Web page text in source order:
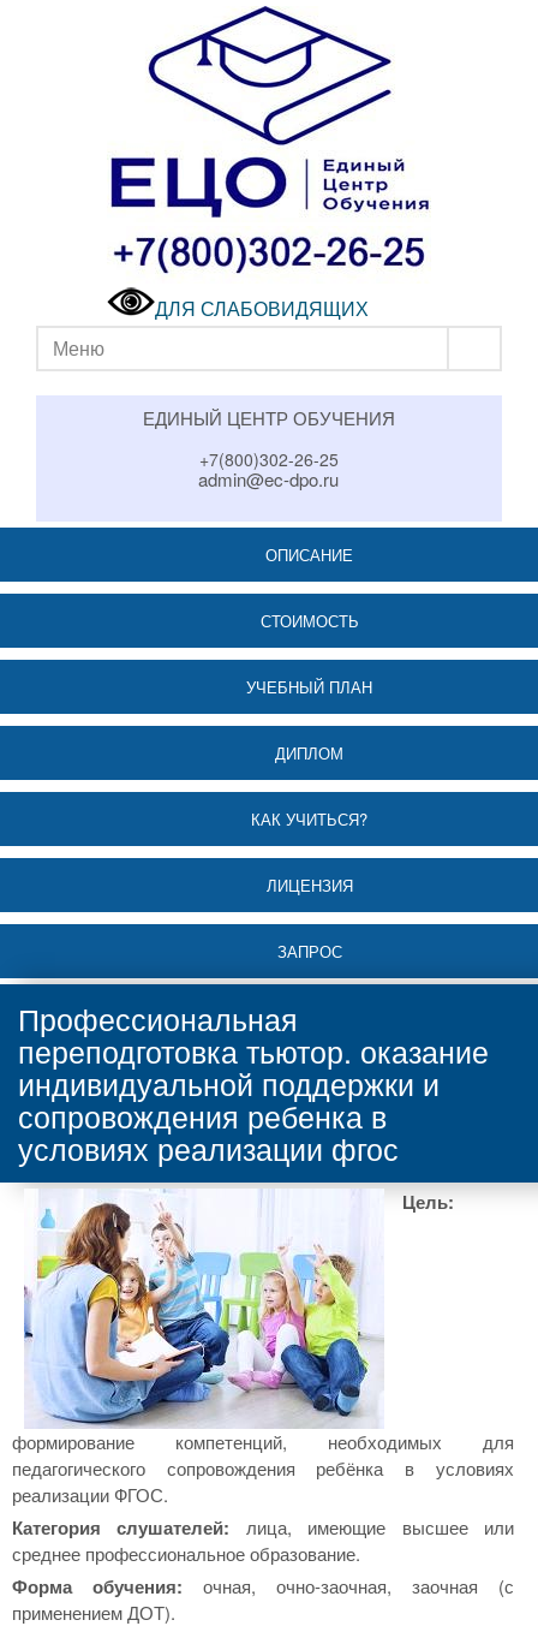
ДЛЯ СЛАБОВИДЯЩИХ
Меню
ЕДИНЫЙ ЦЕНТР ОБУЧЕНИЯ
+7(800)302-26-25
admin@ec-dpo.ru
ОПИСАНИЕ
СТОИМОСТЬ
УЧЕБНЫЙ ПЛАН
ДИПЛОМ
КАК УЧИТЬСЯ?
ЛИЦЕНЗИЯ
ЗАПРОС
Профессиональная
переподготовка тьютор. оказание
индивидуальной поддержки и
сопровождения ребенка в
условиях реализации фгос
Цель:
формирование компетенций, необходимых для
педагогического сопровождения ребёнка в условиях
реализации ФГОС.
Категория слушателей: лица, имеющие высшее или
среднее профессиональное образование.
Форма обучения: очная, очно-заочная, заочная (с
применением ДОТ).